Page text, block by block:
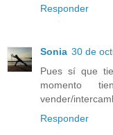
Responder
Sonia 30 de
Pues sí que
momento
vender/
Responder